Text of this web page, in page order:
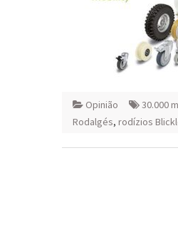
Opinião 30.000
Rodalgés, rodízios